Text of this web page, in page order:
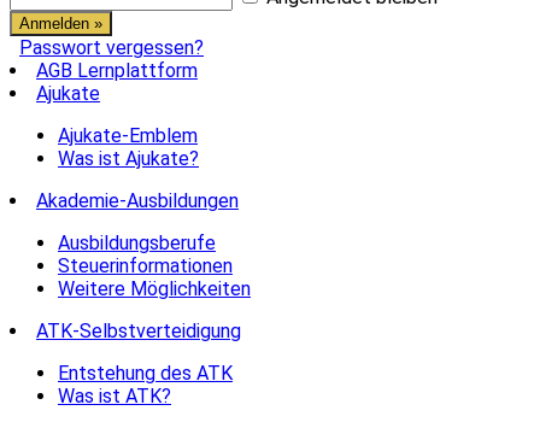
Passwort vergessen?
AGB Lernplattform
Ajukate
Ajukate-Emblem
Was ist Ajukate?
Akademie-Ausbildungen
Ausbildungsberufe
Steuerinformationen
Weitere Möglichkeiten
ATK-Selbstverteidigung
Entstehung des ATK
Was ist ATK?